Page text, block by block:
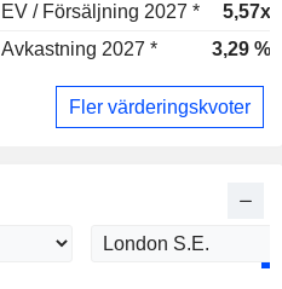
EV / Försäljning 2027 *
5,57x
Avkastning 2027 * 3,29 %
Fler värderingskvoter